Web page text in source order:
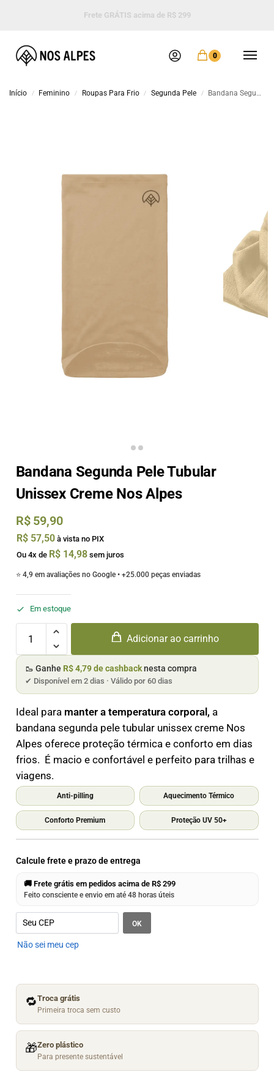
Frete GRÁTIS acima de R$ 299
0
Início / Feminino / Roupas Para Frio / Segunda Pele / Bandana Segunda Pele Tubular Unissex Creme Nos Alpes
Bandana Segunda Pele Tubular
Unissex Creme Nos Alpes
R$ 59,90
R$ 57,50à vista no PIX
Ou 4x de R$ 14,98sem juros
⭐ 4,9 em avaliações no Google • +25.000 peças enviadas
Em estoque
Adicionar ao carrinho
🥾 Ganhe R$ 4,79 de cashbacknesta compra
✔ Disponível em 2 dias · Válido por 60 dias
Ideal para manter a temperatura corporal, a
bandana segunda pele tubular unissex creme Nos
Alpes oferece proteção térmica e conforto em dias
frios. É macio e confortável e perfeito para trilhas e
viagens.
Anti-pilling Aquecimento Térmico
Conforto Premium Proteção UV 50+
Calcule frete e prazo de entrega
🚚 Frete grátis em pedidos acima de R$ 299
Feito consciente e envio em até 48 horas úteis
OK
Não sei meu cep
🔁Troca grátis
Primeira troca sem custo
🎁Zero plástico
Para presente sustentável